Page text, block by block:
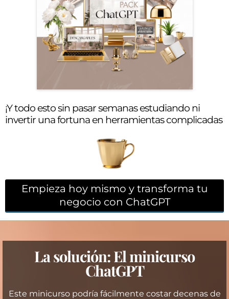
¡Y todo esto sin pasar semanas estudiando ni
invertir una fortuna en herramientas complicadas
Empieza hoy mismo y transforma tu
negocio con ChatGPT
La solución: El minicurso
ChatGPT
Este minicurso podría fácilmente costar decenas de